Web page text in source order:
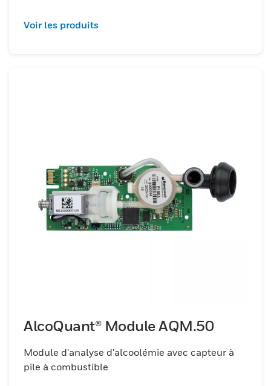
Voir les produits
AlcoQuant® Module AQM.50
Module d'analyse d'alcoolémie avec capteur à
pile à combustible